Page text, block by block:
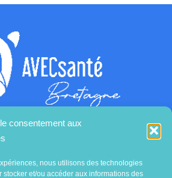
consentement aux
nous utilisons des technologies
et/ou accéder aux informations des
nous